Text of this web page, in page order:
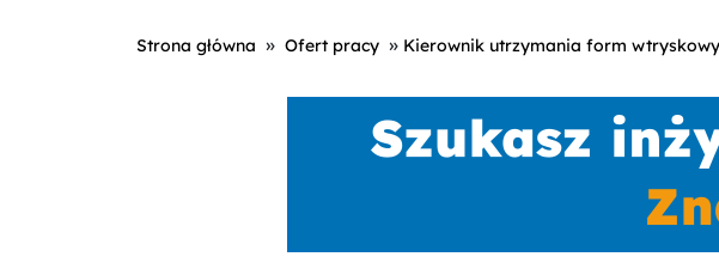
Strona główna » Ofert pracy » Kierownik utrzymania form